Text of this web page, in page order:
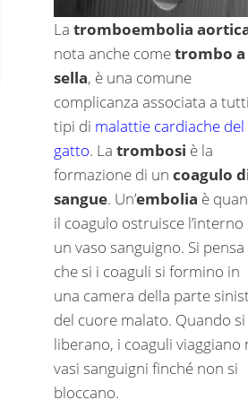
La tromboembolia
nota anche cometrombo a
sella, è una comune
complicanza associata a
tipi di malattie cardiache del
gatto. La trombosi è la
formazione di un coagulo
sangue. Un’embolia è
il coagulo ostruisce l’interno
un vaso sanguigno. Si pensa
che si i coaguli si formino in
una camera della parte
del cuore malato. Quando si
liberano, i coaguli viaggiano
vasi sanguigni finché non si
bloccano.